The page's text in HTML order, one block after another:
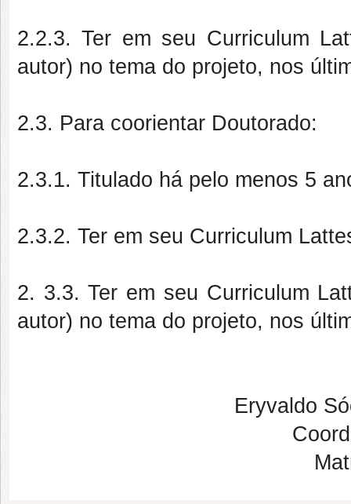
2.2.3. Ter em seu Curriculum
autor) no tema do projeto, nos
2.3. Para coorientar Doutorado:
2.3.1. Titulado há pelo menos 5
2.3.2. Ter em seu Curriculum
2. 3.3. Ter em seu Curriculum
autor) no tema do projeto, nos
Eryvaldo